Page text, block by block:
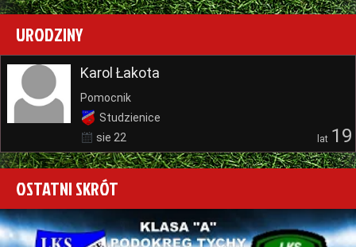
URODZINY
Karol Łakota
Pomocnik
Studzienice
sie 22
lat 19
OSTATNI SKRÓT